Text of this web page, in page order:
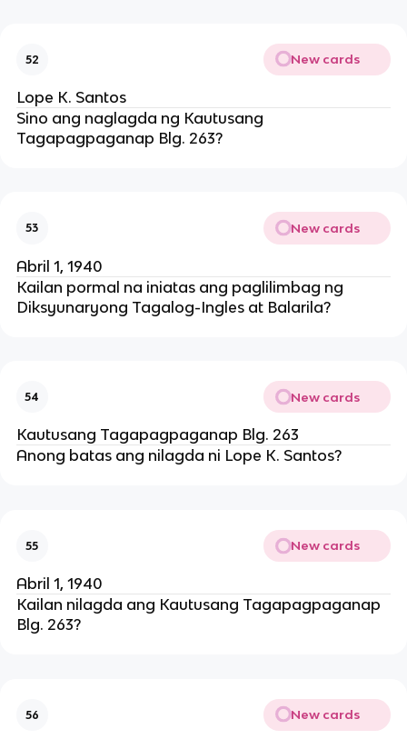
52 New cards
Lope K. Santos
Sino ang naglagda ng Kautusang
Tagapagpaganap Blg. 263?
53 New cards
Abril 1, 1940
Kailan pormal na iniatas ang paglilimbag ng
Diksyunaryong Tagalog-Ingles at Balarila?
54 New cards
Kautusang Tagapagpaganap Blg. 263
Anong batas ang nilagda ni Lope K. Santos?
55 New cards
Abril 1, 1940
Kailan nilagda ang Kautusang Tagapagpaganap
Blg. 263?
56 New cards